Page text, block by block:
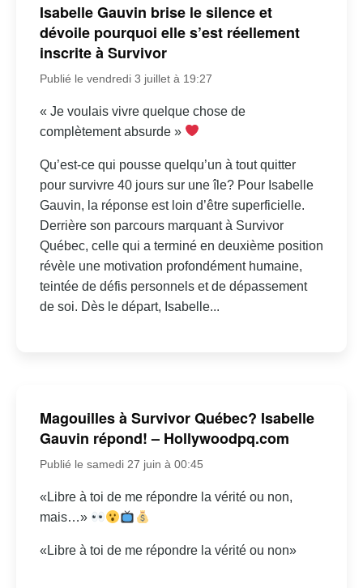
Isabelle Gauvin brise le silence et
dévoile pourquoi elle s’est réellement
inscrite à Survivor
Publié le vendredi 3 juillet à 19:27
« Je voulais vivre quelque chose de
complètement absurde »
Qu’est-ce qui pousse quelqu’un à tout quitter
pour survivre 40 jours sur une île? Pour Isabelle
Gauvin, la réponse est loin d’être superficielle.
Derrière son parcours marquant à Survivor
Québec, celle qui a terminé en deuxième position
révèle une motivation profondément humaine,
teintée de défis personnels et de dépassement
de soi. Dès le départ, Isabelle...
Magouilles à Survivor Québec? Isabelle
Gauvin répond! – Hollywoodpq.com
Publié le samedi 27 juin à 00:45
«Libre à toi de me répondre la vérité ou non,
mais…»
«Libre à toi de me répondre la vérité ou non»